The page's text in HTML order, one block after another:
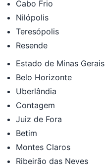
Cabo Frio
Nilópolis
Teresópolis
Resende
Estado de Minas Gerais
Belo Horizonte
Uberlândia
Contagem
Juiz de Fora
Betim
Montes Claros
Ribeirão das Neves